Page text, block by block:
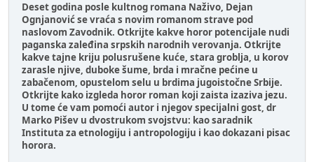
Deset godina posle kultnog romana Naživo, Dejan
Ognjanović se vraća s novim romanom strave pod
naslovom Zavodnik. Otkrijte kakve horor potencijale nudi
paganska zaleđina srpskih narodnih verovanja. Otkrijte
kakve tajne kriju polusrušene kuće, stara groblja, u korov
zarasle njive, duboke šume, brda i mračne pećine u
zabačenom, opustelom selu u brdima jugoistočne Srbije.
Otkrijte kako izgleda horor roman koji zaista izaziva jezu.
U tome će vam pomoći autor i njegov specijalni gost, dr
Marko Pišev u dvostrukom svojstvu: kao saradnik
Instituta za etnologiju i antropologiju i kao dokazani pisac
horora.